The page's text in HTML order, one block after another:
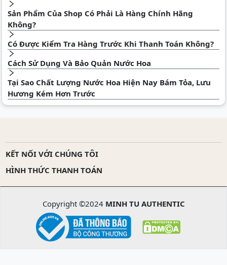
Sản Phẩm Của Shop Có Phải Là Hàng Chính Hãng
Không?
Có Được Kiểm Tra Hàng Trước Khi Thanh Toán Không?
Cách Sử Dụng Và Bảo Quản Nước Hoa
Tại Sao Chất Lượng Nước Hoa Hiện Nay Bám Tỏa, Lưu
Hương Kém Hơn Trước
KẾT NỐI VỚI CHÚNG TÔI
HÌNH THỨC THANH TOÁN
Copyright ©2024 MINH TU AUTHENTIC